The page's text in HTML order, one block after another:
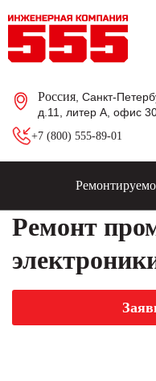
Россия , Санкт-
д.11, литер А, офис
+7 (800) 555-89-01
Ремонт